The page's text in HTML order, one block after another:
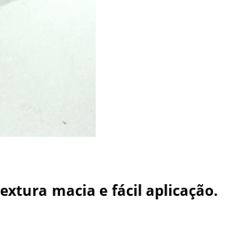
macia e fácil aplicação.